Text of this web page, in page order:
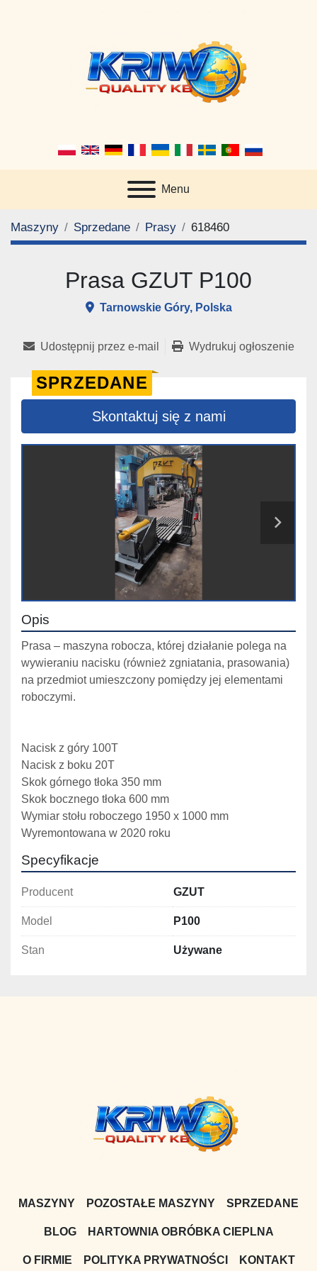
Menu
Maszyny Sprzedane Prasy 618460
Prasa GZUT P100
Tarnowskie Góry, Polska
Udostępnij przez e-mail Wydrukuj ogłoszenie
SPRZEDANE
Skontaktuj się z nami
Opis
Prasa – maszyna robocza, której działanie polega na
wywieraniu nacisku (również zgniatania, prasowania)
na przedmiot umieszczony pomiędzy jej elementami
roboczymi.
Nacisk z góry 100T
Nacisk z boku 20T
Skok górnego tłoka 350 mm
Skok bocznego tłoka 600 mm
Wymiar stołu roboczego 1950 x 1000 mm
Wyremontowana w 2020 roku
Specyfikacje
Producent GZUT
Model P100
Stan Używane
MASZYNY POZOSTAŁE MASZYNY SPRZEDANE
BLOG HARTOWNIA OBRÓBKA CIEPLNA
O FIRMIE POLITYKA PRYWATNOŚCI KONTAKT